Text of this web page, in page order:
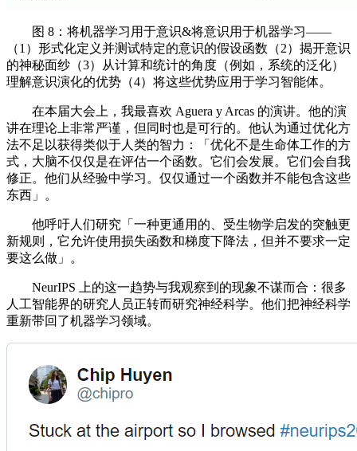
图 8：将机器学习用于意识&将意识用于机器学习——
（1）形式化定义并测试特定的意识的假设函数（2）揭开意识
的神秘面纱（3）从计算和统计的角度（例如，系统的泛化）
理解意识演化的优势（4）将这些优势应用于学习智能体。
在本届大会上，我最喜欢 Aguera y Arcas 的演讲。他的演
讲在理论上非常严谨，但同时也是可行的。他认为通过优化方
法不足以获得类似于人类的智力：「优化不是生命体工作的方
式，大脑不仅仅是在评估一个函数。它们会发展。它们会自我
修正。他们从经验中学习。仅仅通过一个函数并不能包含这些
东西」。
他呼吁人们研究「一种更通用的、受生物学启发的突触更
新规则，它允许使用损失函数和梯度下降法，但并不要求一定
要这么做」。
NeurIPS 上的这一趋势与我观察到的现象不谋而合：很多
人工智能界的研究人员正转而研究神经科学。他们把神经科学
重新带回了机器学习领域。